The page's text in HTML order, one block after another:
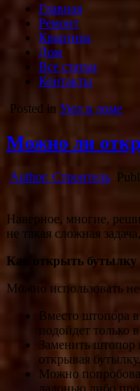
Главная
Ремонт
Квартира
Дом
Все статьи
Контакты
Posted in Уют в доме
Можно ли
Author: Строитель
Наверное, многие,
не такая сложная
Как открыть бутылку
Можно использовать
Вместо штопора
подойдет только
Заменить штопор
открывая
Можно
ладонью либо